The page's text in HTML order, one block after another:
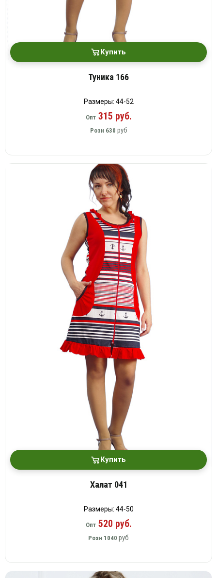
Купить
Туника 166
Размеры: 44-52
Опт315 руб.
Розн 630 руб
Купить
Халат 041
Размеры: 44-50
Опт520 руб.
Розн 1040 руб